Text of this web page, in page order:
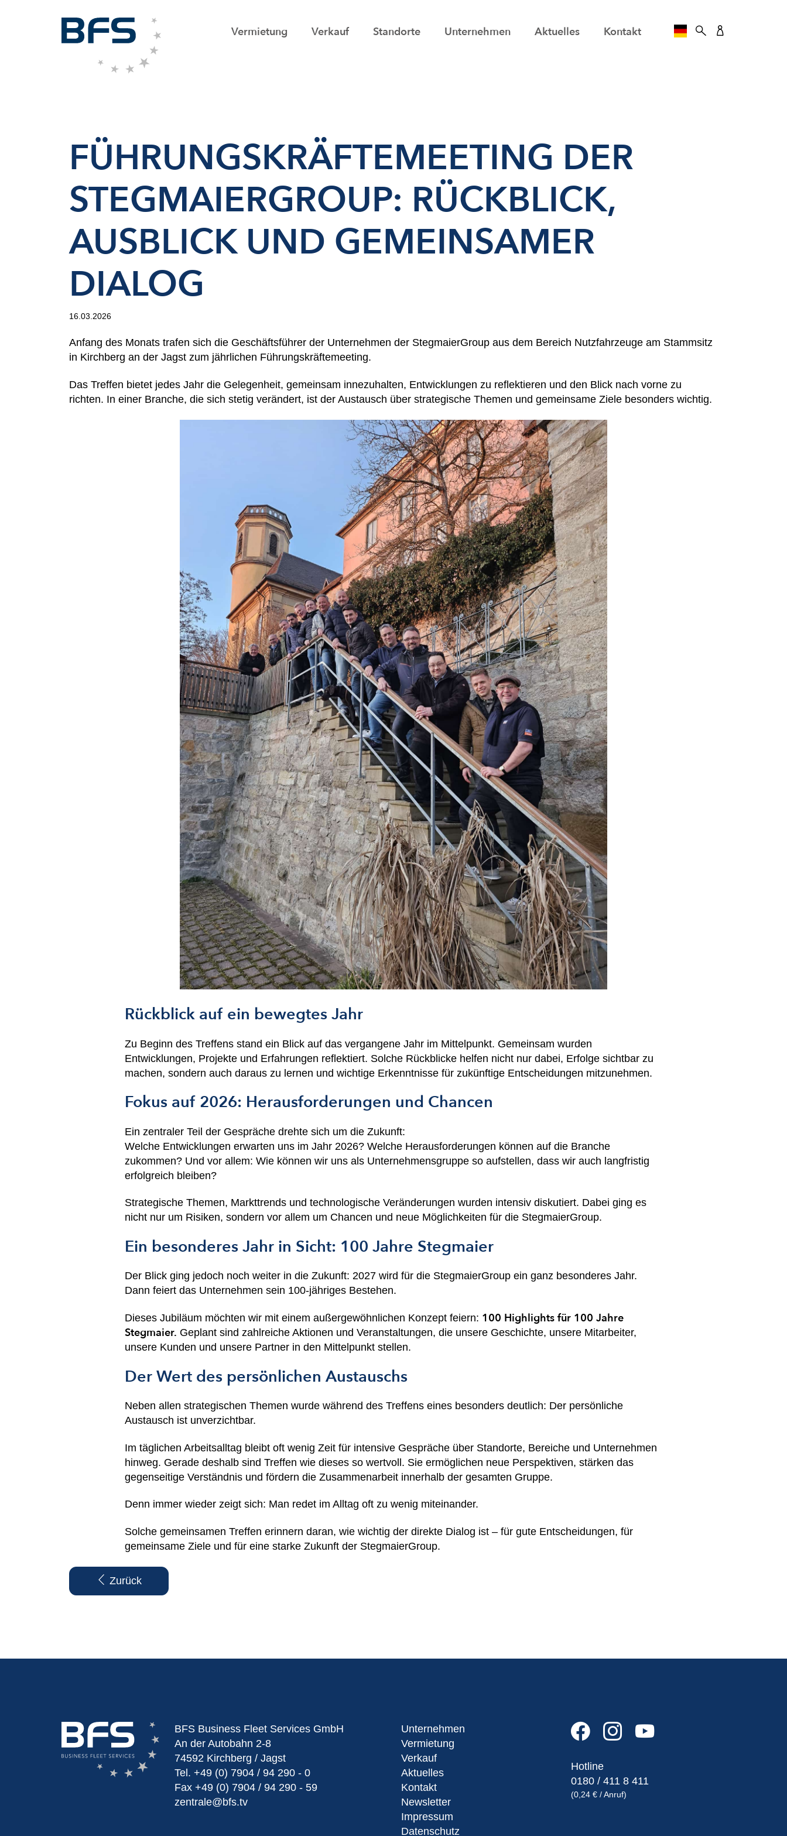
Vermietung Verkauf Standorte Unternehmen Aktuelles Kontakt
FÜHRUNGSKRÄFTEMEETING DER
STEGMAIERGROUP: RÜCKBLICK,
AUSBLICK UND GEMEINSAMER
DIALOG
16.03.2026
Anfang des Monats trafen sich die Geschäftsführer der Unternehmen der StegmaierGroup aus dem Bereich Nutzfahrzeuge am Stammsitz
in Kirchberg an der Jagst zum jährlichen Führungskräftemeeting.
Das Treffen bietet jedes Jahr die Gelegenheit, gemeinsam innezuhalten, Entwicklungen zu reflektieren und den Blick nach vorne zu
richten. In einer Branche, die sich stetig verändert, ist der Austausch über strategische Themen und gemeinsame Ziele besonders wichtig.
Rückblick auf ein bewegtes Jahr
Zu Beginn des Treffens stand ein Blick auf das vergangene Jahr im Mittelpunkt. Gemeinsam wurden
Entwicklungen, Projekte und Erfahrungen reflektiert. Solche Rückblicke helfen nicht nur dabei, Erfolge sichtbar zu
machen, sondern auch daraus zu lernen und wichtige Erkenntnisse für zukünftige Entscheidungen mitzunehmen.
Fokus auf 2026: Herausforderungen und Chancen
Ein zentraler Teil der Gespräche drehte sich um die Zukunft:
Welche Entwicklungen erwarten uns im Jahr 2026? Welche Herausforderungen können auf die Branche
zukommen? Und vor allem: Wie können wir uns als Unternehmensgruppe so aufstellen, dass wir auch langfristig
erfolgreich bleiben?
Strategische Themen, Markttrends und technologische Veränderungen wurden intensiv diskutiert. Dabei ging es
nicht nur um Risiken, sondern vor allem um Chancen und neue Möglichkeiten für die StegmaierGroup.
Ein besonderes Jahr in Sicht: 100 Jahre Stegmaier
Der Blick ging jedoch noch weiter in die Zukunft: 2027 wird für die StegmaierGroup ein ganz besonderes Jahr.
Dann feiert das Unternehmen sein 100-jähriges Bestehen.
Dieses Jubiläum möchten wir mit einem außergewöhnlichen Konzept feiern: 100 Highlights für 100 Jahre
Stegmaier. Geplant sind zahlreiche Aktionen und Veranstaltungen, die unsere Geschichte, unsere Mitarbeiter,
unsere Kunden und unsere Partner in den Mittelpunkt stellen.
Der Wert des persönlichen Austauschs
Neben allen strategischen Themen wurde während des Treffens eines besonders deutlich: Der persönliche
Austausch ist unverzichtbar.
Im täglichen Arbeitsalltag bleibt oft wenig Zeit für intensive Gespräche über Standorte, Bereiche und Unternehmen
hinweg. Gerade deshalb sind Treffen wie dieses so wertvoll. Sie ermöglichen neue Perspektiven, stärken das
gegenseitige Verständnis und fördern die Zusammenarbeit innerhalb der gesamten Gruppe.
Denn immer wieder zeigt sich: Man redet im Alltag oft zu wenig miteinander.
Solche gemeinsamen Treffen erinnern daran, wie wichtig der direkte Dialog ist – für gute Entscheidungen, für
gemeinsame Ziele und für eine starke Zukunft der StegmaierGroup.
Zurück
BFS Business Fleet Services GmbH
An der Autobahn 2-8
74592 Kirchberg / Jagst
Tel.+49 (0) 7904 / 94 290 - 0
Fax+49 (0) 7904 / 94 290 - 59
zentrale@bfs.tv
Unternehmen
Vermietung
Verkauf
Aktuelles
Kontakt
Newsletter
Impressum
Datenschutz
Hotline
0180 / 411 8 411
(0,24 € / Anruf)